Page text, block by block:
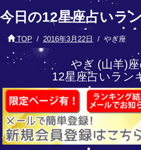
今日の12星座占いラ
TOP 2016年3月22日 やぎ座
やぎ (山羊)
12星座占いラン